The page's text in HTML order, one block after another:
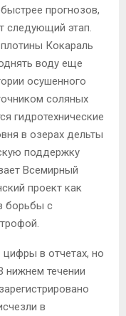
прогнозов,
следующий этап.
Кокараль
воду еще
осушенного
соляных
гидротехнические
в озерах дельты
поддержку
Всемирный
проект как
борьбы с
в отчетах, но
нижнем течении
в